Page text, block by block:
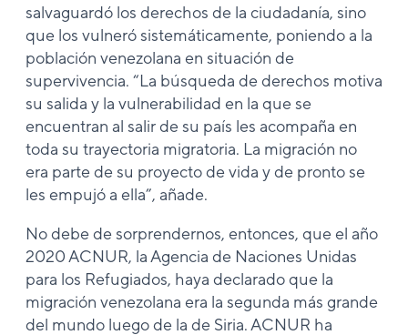
salvaguardó los derechos de la ciudadanía, sino
que los vulneró sistemáticamente, poniendo a la
población venezolana en situación de
supervivencia. “La búsqueda de derechos motiva
su salida y la vulnerabilidad en la que se
encuentran al salir de su país les acompaña en
toda su trayectoria migratoria. La migración no
era parte de su proyecto de vida y de pronto se
les empujó a ella”, añade.
No debe de sorprendernos, entonces, que el año
2020 ACNUR, la Agencia de Naciones Unidas
para los Refugiados, haya declarado que la
migración venezolana era la segunda más grande
del mundo luego de la de Siria. ACNUR ha